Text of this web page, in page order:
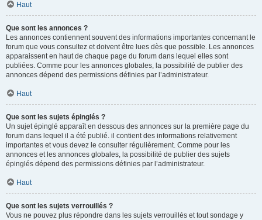
Haut
Que sont les annonces ?
Les annonces contiennent souvent des informations importantes concernant le
forum que vous consultez et doivent être lues dès que possible. Les annonces
apparaissent en haut de chaque page du forum dans lequel elles sont
publiées. Comme pour les annonces globales, la possibilité de publier des
annonces dépend des permissions définies par l’administrateur.
Haut
Que sont les sujets épinglés ?
Un sujet épinglé apparaît en dessous des annonces sur la première page du
forum dans lequel il a été publié. il contient des informations relativement
importantes et vous devez le consulter régulièrement. Comme pour les
annonces et les annonces globales, la possibilité de publier des sujets
épinglés dépend des permissions définies par l’administrateur.
Haut
Que sont les sujets verrouillés ?
Vous ne pouvez plus répondre dans les sujets verrouillés et tout sondage y